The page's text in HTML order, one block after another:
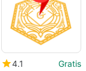
4.1
Gratis